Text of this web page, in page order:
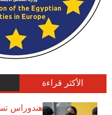
الأكثر قراءة
هندوراس